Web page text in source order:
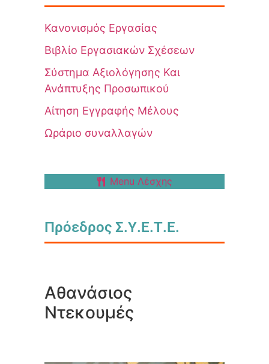
Κανονισμός Εργασίας
Βιβλίο Εργασιακών Σχέσεων
Σύστημα Αξιολόγησης Και
Ανάπτυξης Προσωπικού
Αίτηση Εγγραφής Μέλους
Ωράριο συναλλαγών
Menu Λέσχης
Πρόεδρος Σ.Υ.Ε.Τ.Ε.
Αθανάσιος
Ντεκουμές